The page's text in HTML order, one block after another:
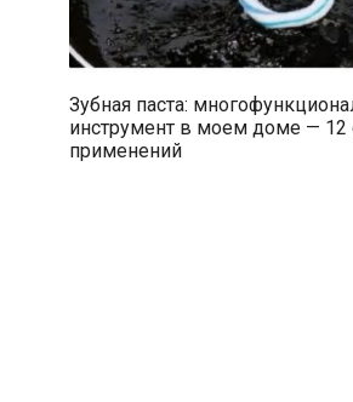
Зубная паста:
инструмент в моем доме — 12
применений